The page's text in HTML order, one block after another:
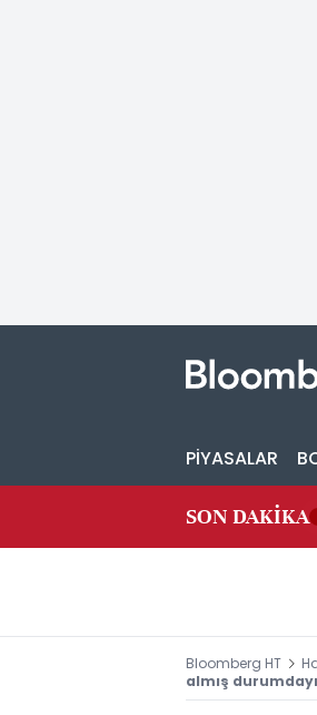
PİYASALAR
SON DAKİKA
Bloomberg HT
almış